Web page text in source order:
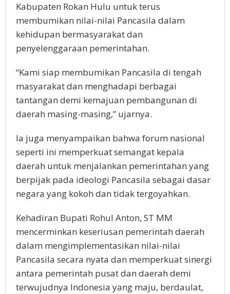
Kabupaten Rokan Hulu untuk terus
membumikan nilai-nilai Pancasila dalam
kehidupan bermasyarakat dan
penyelenggaraan pemerintahan.
“Kami siap membumikan Pancasila di tengah
masyarakat dan menghadapi berbagai
tantangan demi kemajuan pembangunan di
daerah masing-masing,” ujarnya.
Ia juga menyampaikan bahwa forum nasional
seperti ini memperkuat semangat kepala
daerah untuk menjalankan pemerintahan yang
berpijak pada ideologi Pancasila sebagai dasar
negara yang kokoh dan tidak tergoyahkan.
Kehadiran Bupati Rohul Anton, ST MM
mencerminkan keseriusan pemerintah daerah
dalam mengimplementasikan nilai-nilai
Pancasila secara nyata dan memperkuat sinergi
antara pemerintah pusat dan daerah demi
terwujudnya Indonesia yang maju, berdaulat,